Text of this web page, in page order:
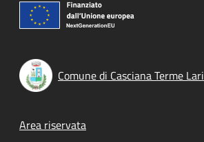
Comune di Casciana Terme Lari
Footer menu
Area riservata